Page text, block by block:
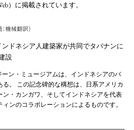
）に掲載されています。
機械翻訳）
ドネシア人建築家が共同でタバナンに
設
ーン・ミュージアムは、インドネシアのバ
る。 この記念碑的な構想は、日系アメリカ
ン・カンガワ、そしてインドネシアを代表
ンのコラボレーションによるものです。